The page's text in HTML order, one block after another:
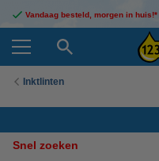
Vandaag besteld, morgen in huis!*
Inktlinten
Snel zoeken